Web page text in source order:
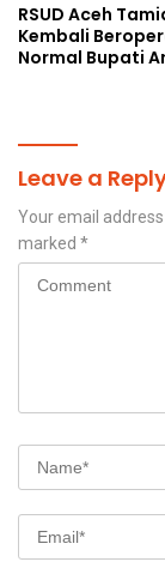
RSUD Aceh
Kembali
Normal Bupati
Leave a
Your email
marked *